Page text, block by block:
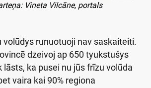
Vineta Vilcāne, portals
volūdys runuotuoji nav saskaiteiti.
dzeivoj ap 650 tyukstušys
lāsts, ka pusei nu jūs frīzu volūda
vaira kai 90% regiona